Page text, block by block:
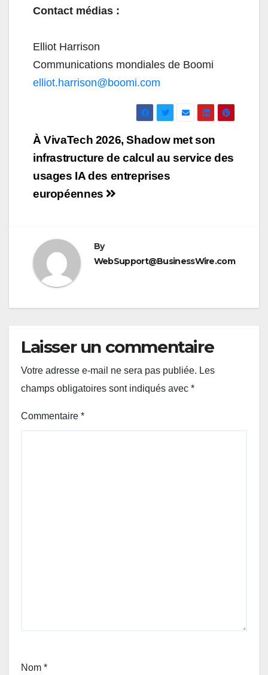
Contact médias :
Elliot Harrison
Communications mondiales de Boomi
elliot.harrison@boomi.com
Navigation
de
l’article
À VivaTech 2026, Shadow met son
infrastructure de calcul au service des
usages IA des entreprises
européennes
By
WebSupport@BusinessWire.com
Laisser un commentaire
Votre adresse e-mail ne sera pas publiée. Les
champs obligatoires sont indiqués avec *
Commentaire *
Nom *